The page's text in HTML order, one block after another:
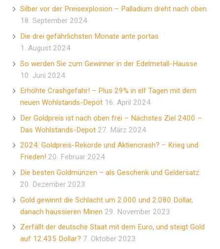
Silber vor der Preisexplosion – Palladium dreht nach oben
18. September 2024
Die drei gefährlichsten Monate ante portas
1. August 2024
So werden Sie zum Gewinner in der Edelmetall-Hausse
10. Juni 2024
Erhöhte Crashgefahr! – Plus 29% in elf Tagen mit dem
neuen Wohlstands-Depot 16. April 2024
Der Goldpreis ist nach oben frei – Nächstes Ziel 2400 –
Das Wohlstands-Depot 27. März 2024
2024: Goldpreis-Rekorde und Aktiencrash? – Krieg und
Frieden! 20. Februar 2024
Die besten Goldmünzen – als Geschenk und Geldersatz
20. Dezember 2023
Gold gewinnt die Schlacht um 2.000 und 2.080 Dollar,
danach haussieren Minen 29. November 2023
Zerfällt der deutsche Staat mit dem Euro, und steigt Gold
auf 12.435 Dollar? 7. Oktober 2023